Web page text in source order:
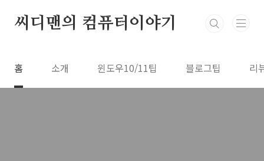
씨디맨의 컴퓨터이야기
홈 소개 윈도우10/11팁 블로그팁 리